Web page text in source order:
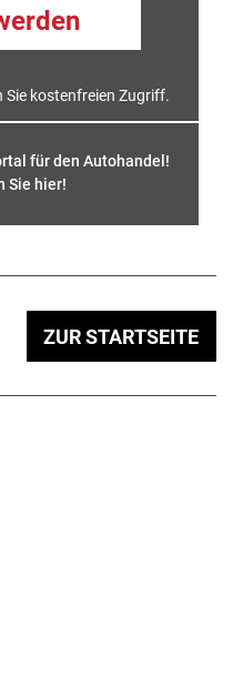
Sie kostenfreien Zugriff.
für den Autohandel!
Sie hier!
ZUR STARTSEITE